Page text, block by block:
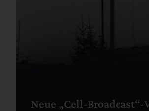
Neue „Cell-Broadcast“-